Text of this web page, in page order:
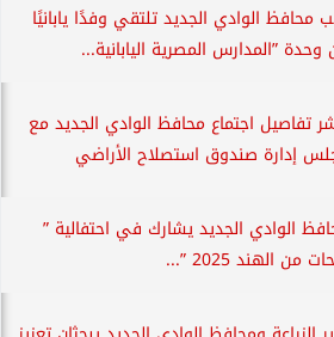
محافظ الوادي الجديد تلتقي وفدًا يابانيًا
”المدارس المصرية اليابانية...
تفاصيل اجتماع محافظ الوادي الجديد مع
إدارة صندوق استصلاح الأراضي
الوادي الجديد يشارك في احتفالية ”
من الهند 2025 ”...